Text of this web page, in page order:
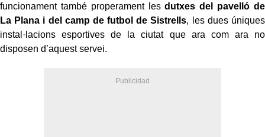
funcionament també properament lesdutxes del pavelló de
La Plana i del camp de futbol de Sistrells, les dues úniques
instal·lacions esportives de la ciutat que ara com ara no
disposen d’aquest servei.